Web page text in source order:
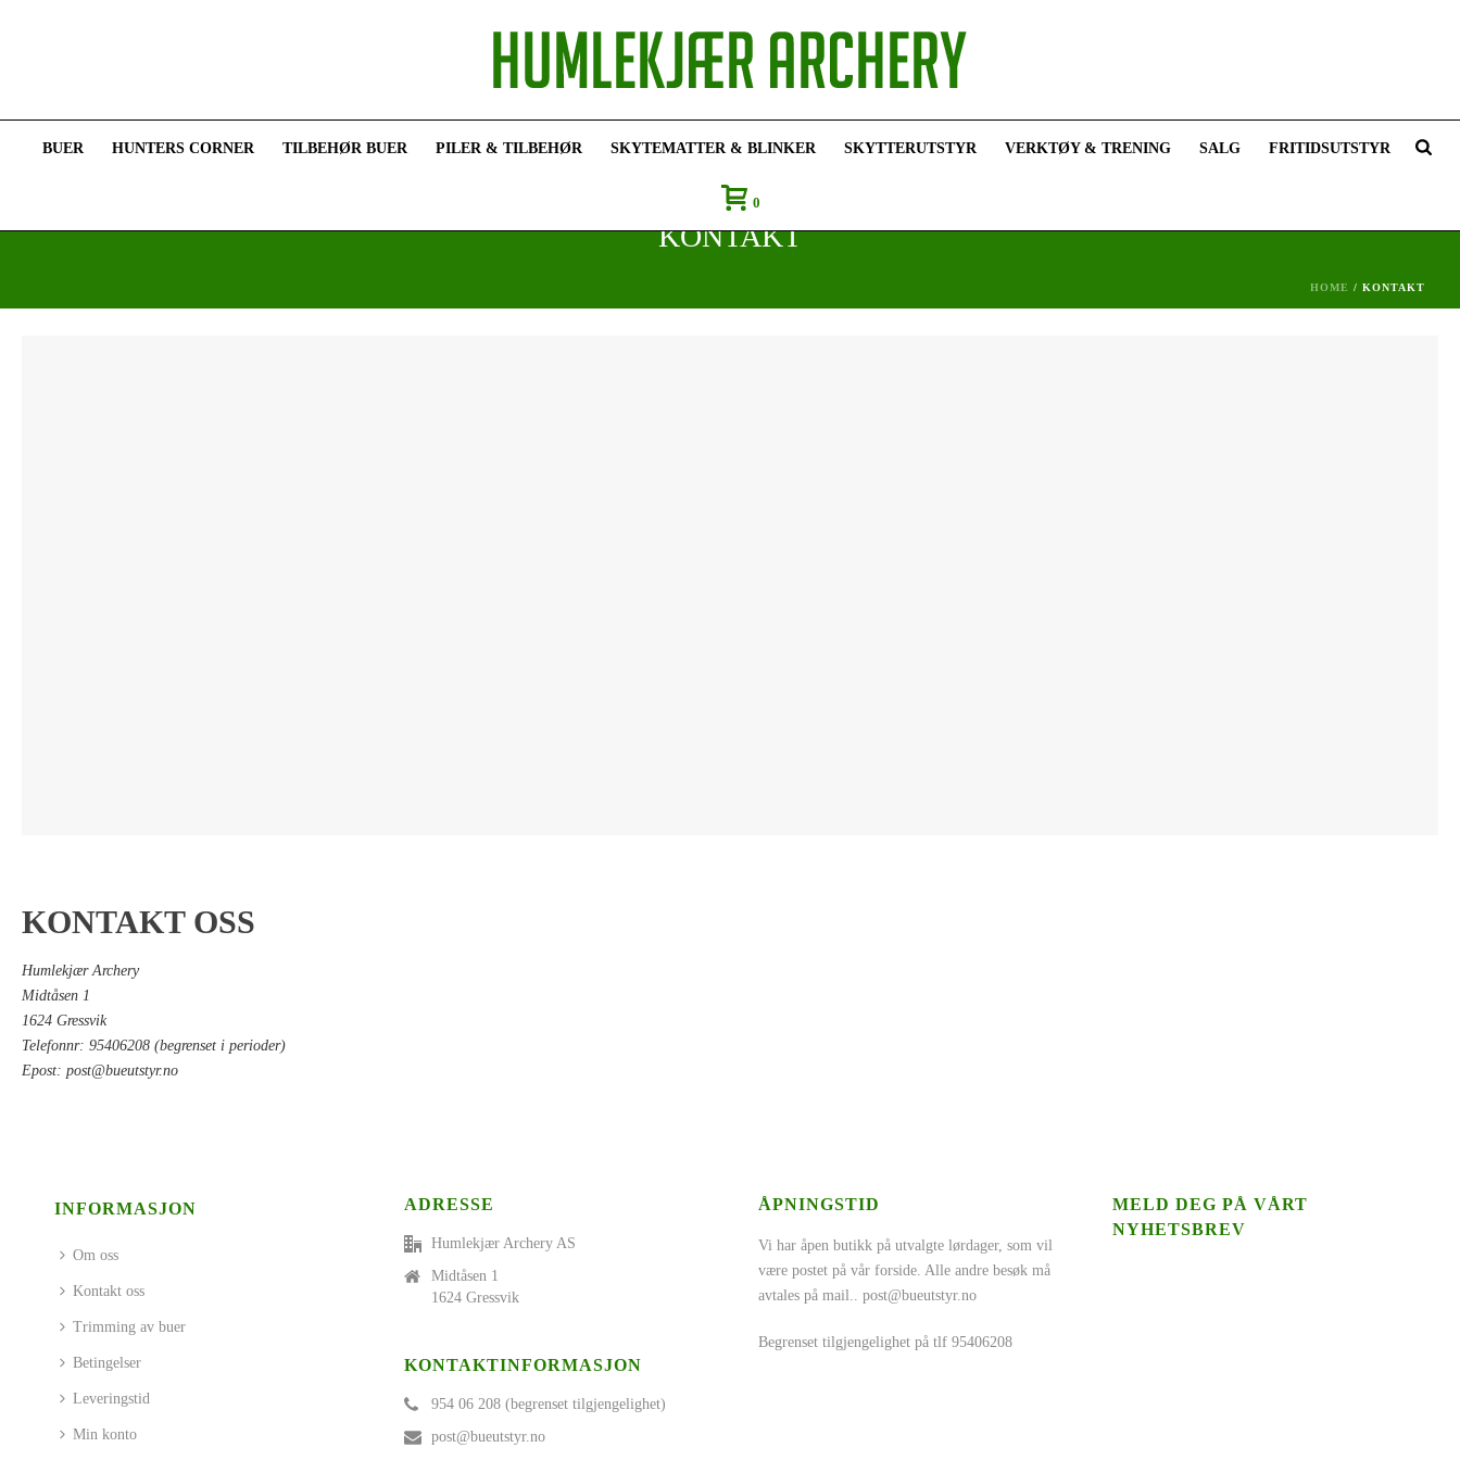
BUER HUNTERS CORNER TILBEHØR BUER PILER & TILBEHØR SKYTEMATTER & BLINKER SKYTTERUTSTYR VERKTØY & TRENING SALG FRITIDSUTSTYR
0
KONTAKT
HOME / KONTAKT
KONTAKT OSS
Humlekjær Archery
Midtåsen 1
1624 Gressvik
Telefonnr: 95406208 (begrenset i perioder)
Epost: post@bueutstyr.no
INFORMASJON
Om oss
Kontakt oss
Trimming av buer
Betingelser
Leveringstid
Min konto
ADRESSE
Humlekjær Archery AS
Midtåsen 1
1624 Gressvik
KONTAKTINFORMASJON
954 06 208 (begrenset tilgjengelighet)
post@bueutstyr.no
ÅPNINGSTID
Vi har åpen butikk på utvalgte lørdager, som vil
være postet på vår forside. Alle andre besøk må
avtales på mail..post@bueutstyr.no
Begrenset tilgjengelighet på tlf 95406208
MELD DEG PÅ VÅRT
NYHETSBREV